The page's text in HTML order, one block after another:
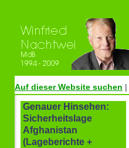
Auf dieser Website suchen |
Genauer Hinsehen:
Sicherheitslage
Afghanistan
(Lageberichte +